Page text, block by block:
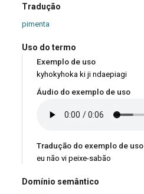
Tradução
pimenta
Uso do termo
Exemplo de uso
kyhokyhoka ki ji ndaepiagi
Áudio do exemplo de uso
Tradução do exemplo de uso
eu não vi peixe-sabão
Domínio semântico